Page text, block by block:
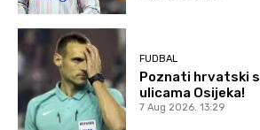
FUDBAL
Poznati hrvatski
ulicama Osijeka!
7 Aug 2026. 13:29